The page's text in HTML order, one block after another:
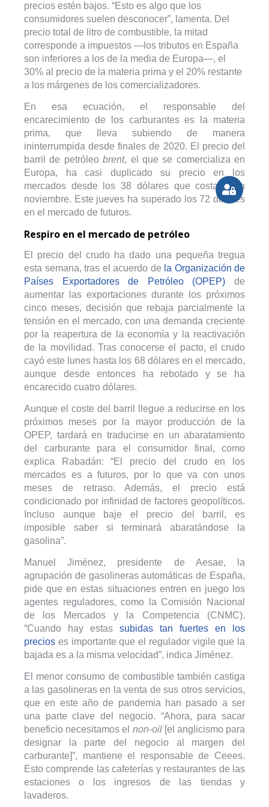
precios estén bajos. “Esto es algo que los
consumidores suelen desconocer”, lamenta. Del
precio total de litro de combustible, la mitad
corresponde a impuestos —los tributos en España
son inferiores a los de la media de Europa—, el
30% al precio de la materia prima y el 20% restante
a los márgenes de los comercializadores.
En esa ecuación, el responsable del
encarecimiento de los carburantes es la materia
prima, que lleva subiendo de manera
ininterrumpida desde finales de 2020. El precio del
barril de petróleobrent, el que se comercializa en
Europa, ha casi duplicado su precio en los
mercados desde los 38 dólares que costaba en
noviembre. Este jueves ha superado los 72 dólares
en el mercado de futuros.
Respiro en el mercado de petróleo
El precio del crudo ha dado una pequeña tregua
esta semana, tras el acuerdo de la Organización de
Países Exportadores de Petróleo (OPEP) de
aumentar las exportaciones durante los próximos
cinco meses, decisión que rebaja parcialmente la
tensión en el mercado, con una demanda creciente
por la reapertura de la economía y la reactivación
de la movilidad. Tras conocerse el pacto, el crudo
cayó este lunes hasta los 68 dólares en el mercado,
aunque desde entonces ha rebotado y se ha
encarecido cuatro dólares.
Aunque el coste del barril llegue a reducirse en los
próximos meses por la mayor producción de la
OPEP, tardará en traducirse en un abaratamiento
del carburante para el consumidor final, como
explica Rabadán: “El precio del crudo en los
mercados es a futuros, por lo que va con unos
meses de retraso. Además, el precio está
condicionado por infinidad de factores geopolíticos.
Incluso aunque baje el precio del barril, es
imposible saber si terminará abaratándose la
gasolina”.
Manuel Jiménez, presidente de Aesae, la
agrupación de gasolineras automáticas de España,
pide que en estas situaciones entren en juego los
agentes reguladores, como la Comisión Nacional
de los Mercados y la Competencia (CNMC).
“Cuando hay estas subidas tan fuertes en los
precios es importante que el regulador vigile que la
bajada es a la misma velocidad”, indica Jiménez.
El menor consumo de combustible también castiga
a las gasolineras en la venta de sus otros servicios,
que en este año de pandemia han pasado a ser
una parte clave del negocio. “Ahora, para sacar
beneficio necesitamos el non-oil [el anglicismo para
designar la parte del negocio al margen del
carburante]”, mantiene el responsable de Ceees.
Esto comprende las cafeterías y restaurantes de las
estaciones o los ingresos de las tiendas y
lavaderos.